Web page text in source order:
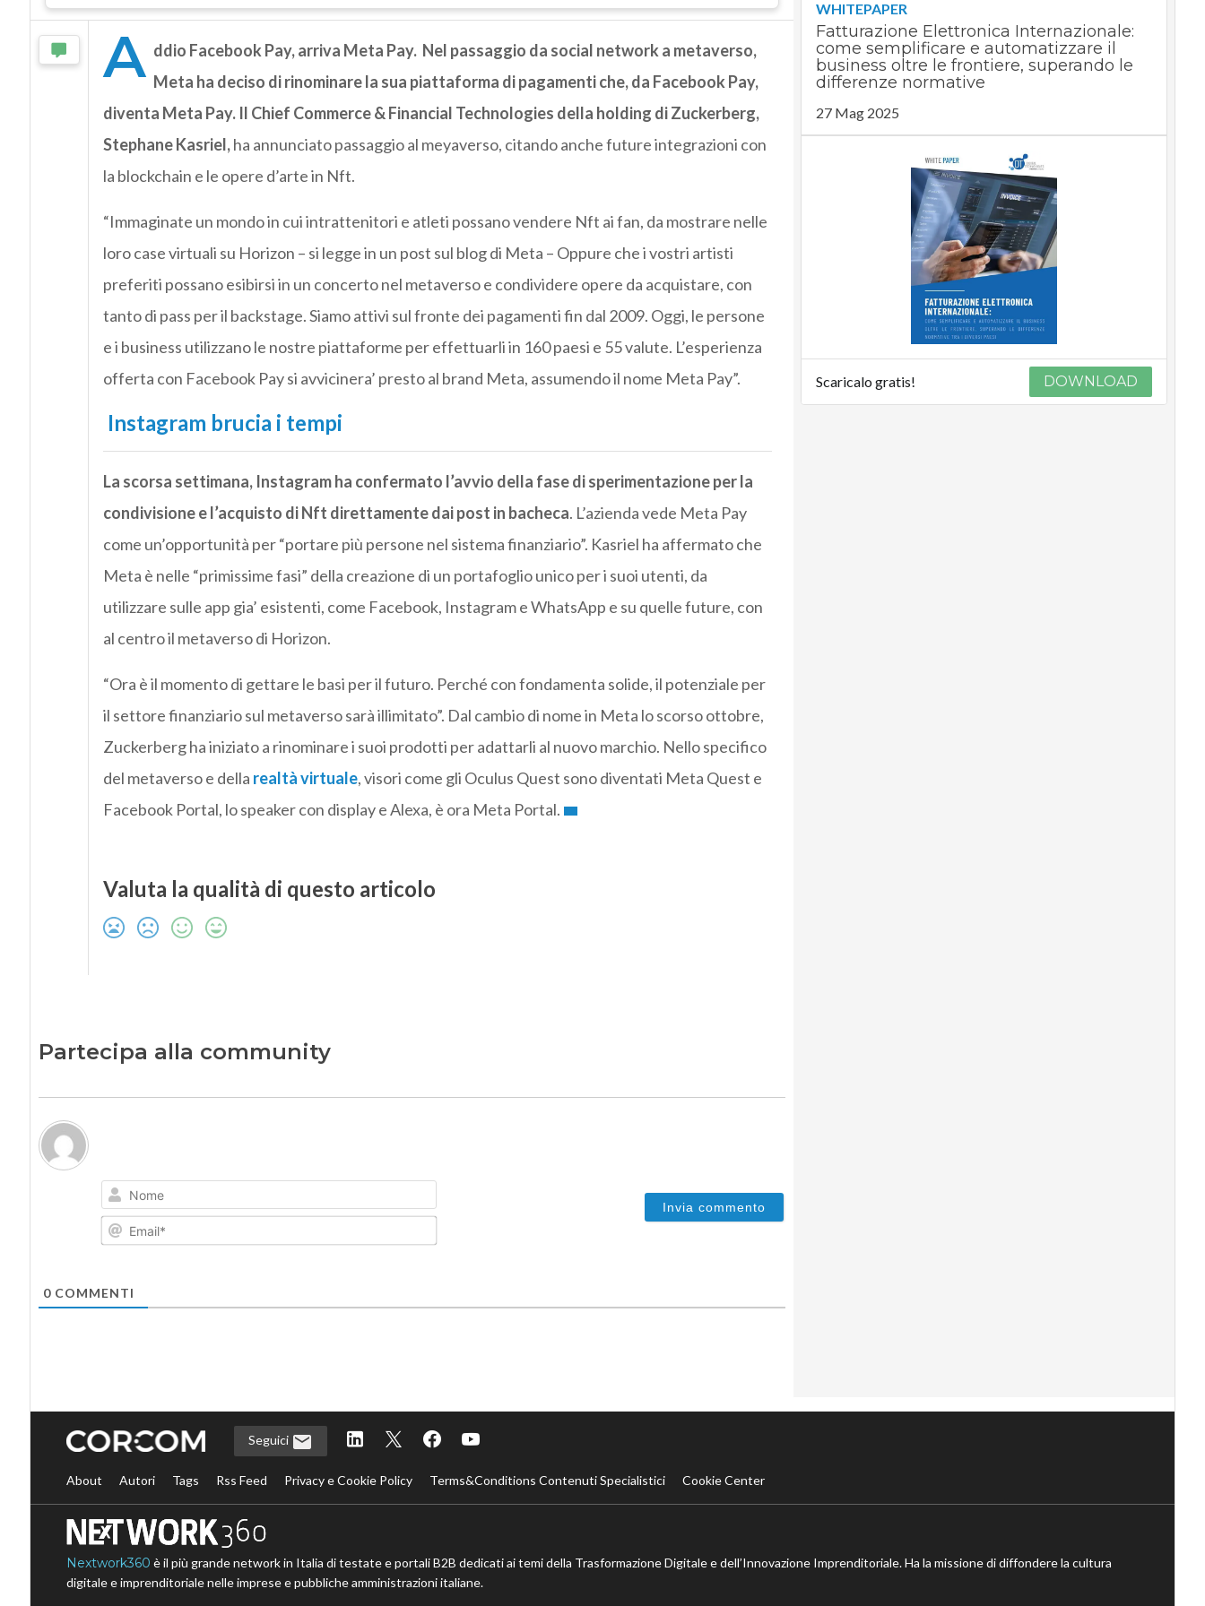
A ddio Facebook Pay, arriva Meta Pay. Nel passaggio da social network a metaverso,
Meta ha deciso di rinominare la sua piattaforma di pagamenti che, da Facebook Pay,
diventa Meta Pay. Il Chief Commerce & Financial Technologies della holding di Zuckerberg,
Stephane Kasriel,ha annunciato passaggio al meyaverso, citando anche future integrazioni con
la blockchain e le opere d’arte in Nft.
“Immaginate un mondo in cui intrattenitori e atleti possano vendere Nft ai fan, da mostrare nelle
loro case virtuali su Horizon – si legge in un post sul blog di Meta – Oppure che i vostri artisti
preferiti possano esibirsi in un concerto nel metaverso e condividere opere da acquistare, con
tanto di pass per il backstage. Siamo attivi sul fronte dei pagamenti fin dal 2009. Oggi, le persone
e i business utilizzano le nostre piattaforme per effettuarli in 160 paesi e 55 valute. L’esperienza
offerta con Facebook Pay si avvicinera’ presto al brand Meta, assumendo il nome Meta Pay”.
Instagram brucia i tempi
La scorsa settimana, Instagram ha confermato l’avvio della fase di sperimentazione per la
condivisione e l’acquisto di Nft direttamente dai post in bacheca. L’azienda vede Meta Pay
come un’opportunità per “portare più persone nel sistema finanziario”. Kasriel ha affermato che
Meta è nelle “primissime fasi” della creazione di un portafoglio unico per i suoi utenti, da
utilizzare sulle app gia’ esistenti, come Facebook, Instagram e WhatsApp e su quelle future, con
al centro il metaverso di Horizon.
“Ora è il momento di gettare le basi per il futuro. Perché con fondamenta solide, il potenziale per
il settore finanziario sul metaverso sarà illimitato”. Dal cambio di nome in Meta lo scorso ottobre,
Zuckerberg ha iniziato a rinominare i suoi prodotti per adattarli al nuovo marchio. Nello specifico
del metaverso e della realtà virtuale, visori come gli Oculus Quest sono diventati Meta Quest e
Facebook Portal, lo speaker con display e Alexa, è ora Meta Portal.
Valuta la qualità di questo articolo
Partecipa alla community
Nome
Email*
0COMMENTI
WHITEPAPER
Fatturazione Elettronica Internazionale:
come semplificare e automatizzare il
business oltre le frontiere, superando le
differenze normative
27 Mag 2025
Scaricalo gratis! DOWNLOAD
Seguici
About Autori Tags Rss Feed Privacy e Cookie Policy Terms&Conditions Contenuti Specialistici Cookie Center
Nextwork360 è il più grande network in Italia di testate e portali B2B dedicati ai temi della Trasformazione Digitale e dell’Innovazione Imprenditoriale. Ha la missione di diffondere la cultura
digitale e imprenditoriale nelle imprese e pubbliche amministrazioni italiane.